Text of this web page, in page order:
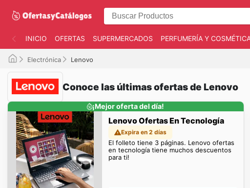
INICIO OFERTAS SUPERMERCADOS PERFUMERÍA Y
Electrónica Lenovo
Conoce las últimas ofertas de Lenovo
¡Mejor oferta del día!
Lenovo Ofertas En Tecnología
Expira en 2 días
El folleto tiene 3 páginas. Lenovo ofertas
en tecnología tiene muchos descuentos
para ti!